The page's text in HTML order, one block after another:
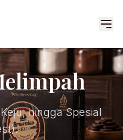
hingga Spesial